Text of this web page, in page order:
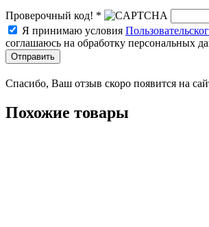
Проверочный код! *
Я принимаю условия
соглашаюсь на обработку персональных
Отправить
Спасибо, Ваш отзыв скоро появится на
Похожие товары